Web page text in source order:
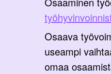
Osaava
useampi
omaa